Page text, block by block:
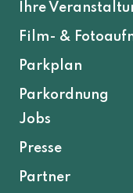
Ihre
Film- &
Parkplan
Parkordnung
Jobs
Presse
Partner